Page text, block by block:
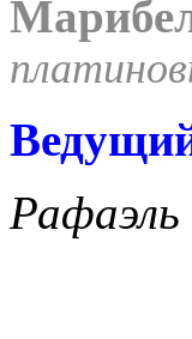
Рафаэль